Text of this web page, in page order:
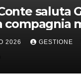
saluta
compagnia
divertito”
2026 GESTIONE